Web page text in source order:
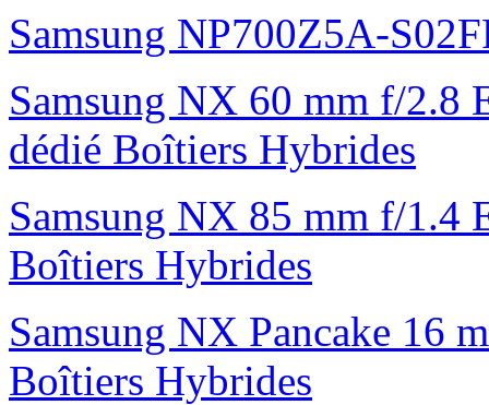
Samsung NP700Z5A-
Samsung NX 60 mm f/2.8
dédié Boîtiers Hybrides
Samsung NX 85 mm f/1.4
Boîtiers Hybrides
Samsung NX Pancake 16
Boîtiers Hybrides